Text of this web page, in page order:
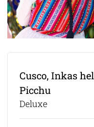
Cusco, Inkas
Picchu
Deluxe